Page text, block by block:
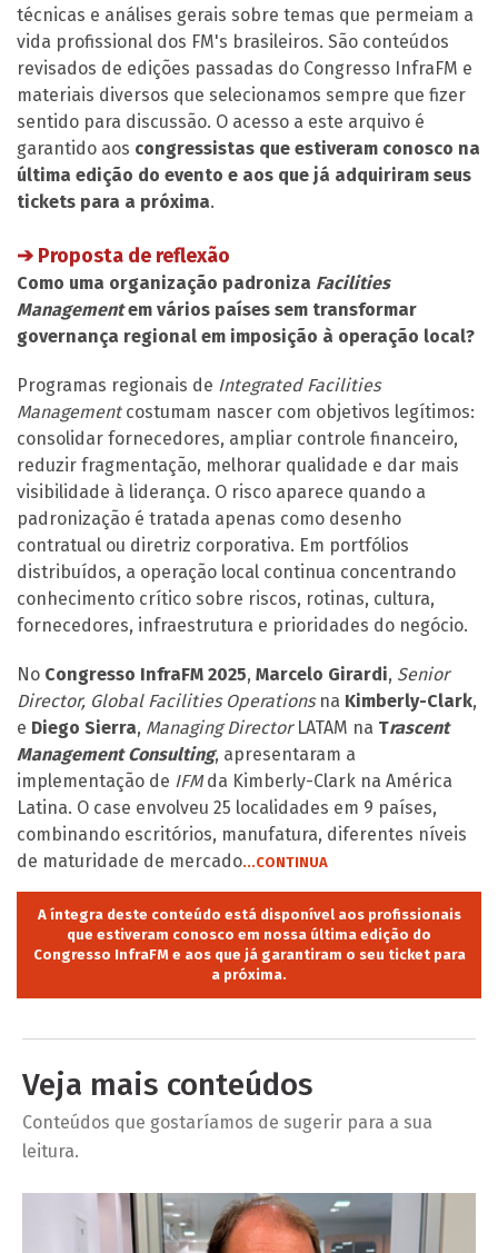
técnicas e análises gerais sobre temas que permeiam a
vida profissional dos FM's brasileiros. São conteúdos
revisados de edições passadas do Congresso InfraFM e
materiais diversos que selecionamos sempre que fizer
sentido para discussão. O acesso a este arquivo é
garantido aos congressistas que estiveram conosco na
última edição do evento e aos que já adquiriram seus
tickets para a próxima.
➔ Proposta de reflexão
Como uma organização padroniza Facilities
Managementem vários países sem transformar
governança regional em imposição à operação local?
Programas regionais de Integrated Facilities
Managementcostumam nascer com objetivos legítimos:
consolidar fornecedores, ampliar controle financeiro,
reduzir fragmentação, melhorar qualidade e dar mais
visibilidade à liderança. O risco aparece quando a
padronização é tratada apenas como desenho
contratual ou diretriz corporativa. Em portfólios
distribuídos, a operação local continua concentrando
conhecimento crítico sobre riscos, rotinas, cultura,
fornecedores, infraestrutura e prioridades do negócio.
No Congresso InfraFM 2025, Marcelo Girardi, Senior
Director, Global Facilities Operationsna Kimberly-Clark,
e Diego Sierra, Managing DirectorLATAM na Trascent
Management Consulting, apresentaram a
implementação de IFMda Kimberly-Clark na América
Latina. O case envolveu 25 localidades em 9 países,
combinando escritórios, manufatura, diferentes níveis
de maturidade de mercado...CONTINUA
A íntegra deste conteúdo está disponível aos profissionais
que estiveram conosco em nossa última edição do
Congresso InfraFM e aos que já garantiram o seu ticket para
a próxima.
Veja mais conteúdos
Conteúdos que gostaríamos de sugerir para a sua
leitura.